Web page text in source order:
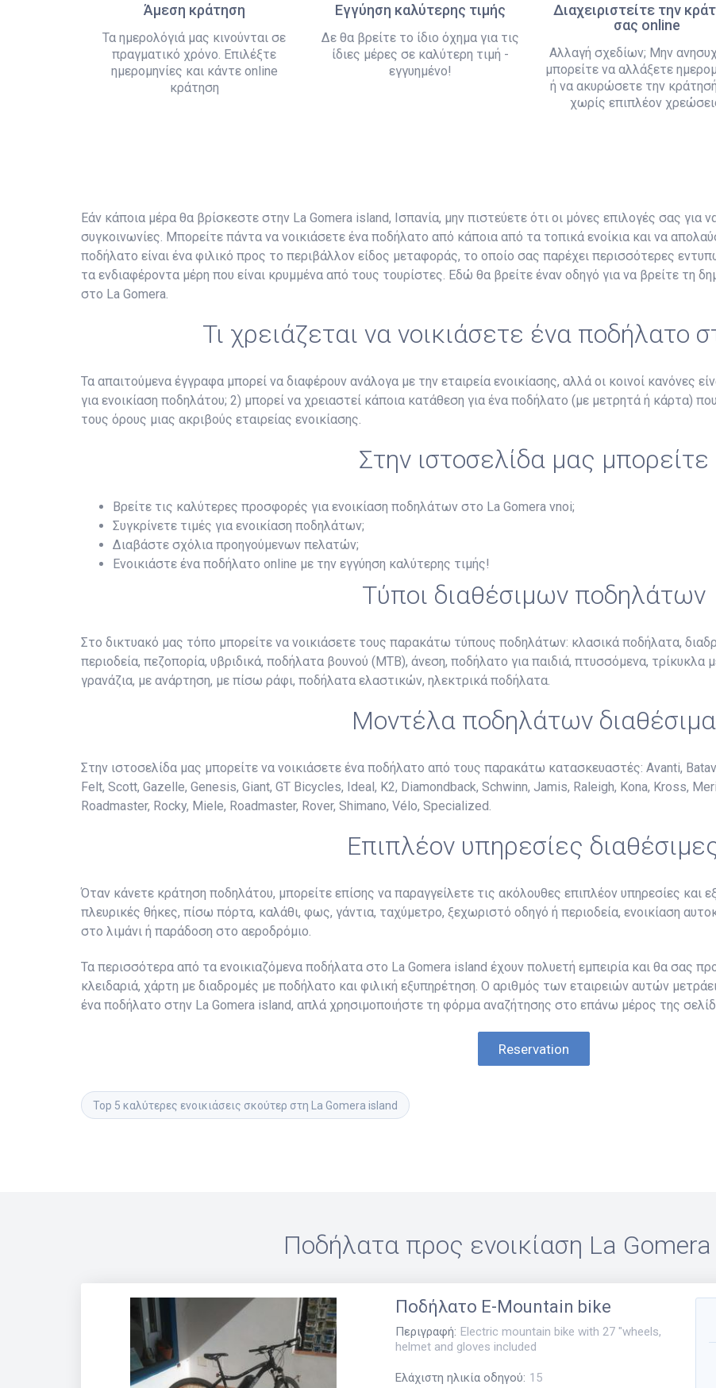
Άμεση κράτηση
Τα ημερολόγιά μας κινούνται σε
πραγματικό χρόνο. Επιλέξτε
ημερομηνίες και κάντε online
κράτηση
Εγγύηση καλύτερης τιμής
Δε θα βρείτε το ίδιο όχημα για τις
ίδιες μέρες σε καλύτερη τιμή -
εγγυημένο!
Διαχειριστείτε την
σας online
Αλλαγή σχεδίων; Μην
μπορείτε να αλλάξετε
ή να ακυρώσετε την
χωρίς επιπλέον
Εάν κάποια μέρα θα βρίσκεστε στην La Gomera island, Ισπανία, μην πιστεύετε ότι οι μόνες επιλογές σας για
συγκοινωνίες. Μπορείτε πάντα να νοικιάσετε ένα ποδήλατο από κάποια από τα τοπικά ενοίκια και να
ποδήλατο είναι ένα φιλικό προς το περιβάλλον είδος μεταφοράς, το οποίο σας παρέχει περισσότερες
τα ενδιαφέροντα μέρη που είναι κρυμμένα από τους τουρίστες. Εδώ θα βρείτε έναν οδηγό για να βρείτε τη
στο La Gomera.
Τι χρειάζεται να νοικιάσετε ένα ποδήλατο
Τα απαιτούμενα έγγραφα μπορεί να διαφέρουν ανάλογα με την εταιρεία ενοικίασης, αλλά οι κοινοί κανόνες
για ενοικίαση ποδηλάτου; 2) μπορεί να χρειαστεί κάποια κατάθεση για ένα ποδήλατο (με μετρητά ή κάρτα)
τους όρους μιας ακριβούς εταιρείας ενοικίασης.
Στην ιστοσελίδα μας μπορείτε
Βρείτε τις καλύτερες προσφορές για ενοικίαση ποδηλάτων στο La Gomera vnoi;
Συγκρίνετε τιμές για ενοικίαση ποδηλάτων;
Διαβάστε σχόλια προηγούμενων πελατών;
Ενοικιάστε ένα ποδήλατο online με την εγγύηση καλύτερης τιμής!
Τύποι διαθέσιμων ποδηλάτων
Στο δικτυακό μας τόπο μπορείτε να νοικιάσετε τους παρακάτω τύπους ποδηλάτων: κλασικά ποδήλατα,
περιοδεία, πεζοπορία, υβριδικά, ποδήλατα βουνού (MTB), άνεση, ποδήλατο για παιδιά, πτυσσόμενα, τρίκυκλα
γρανάζια, με ανάρτηση, με πίσω ράφι, ποδήλατα ελαστικών, ηλεκτρικά ποδήλατα.
Μοντέλα ποδηλάτων διαθέσιμα
Στην ιστοσελίδα μας μπορείτε να νοικιάσετε ένα ποδήλατο από τους παρακάτω κατασκευαστές: Avanti,
Felt, Scott, Gazelle, Genesis, Giant, GT Bicycles, Ideal, K2, Diamondback, Schwinn, Jamis, Raleigh, Kona, Kross,
Roadmaster, Rocky, Miele, Roadmaster, Rover, Shimano, Vélo, Specialized.
Επιπλέον υπηρεσίες
Όταν κάνετε κράτηση ποδηλάτου, μπορείτε επίσης να παραγγείλετε τις ακόλουθες επιπλέον υπηρεσίες και
πλευρικές θήκες, πίσω πόρτα, καλάθι, φως, γάντια, ταχύμετρο, ξεχωριστό οδηγό ή περιοδεία, ενοικίαση
στο λιμάνι ή παράδοση στο αεροδρόμιο.
Τα περισσότερα από τα ενοικιαζόμενα ποδήλατα στο La Gomera island έχουν πολυετή εμπειρία και θα σας
κλειδαριά, χάρτη με διαδρομές με ποδήλατο και φιλική εξυπηρέτηση. Ο αριθμός των εταιρειών αυτών
ένα ποδήλατο στην La Gomera island, απλά χρησιμοποιήστε τη φόρμα αναζήτησης στο επάνω μέρος της
Reservation
Top 5 καλύτερες ενοικιάσεις σκούτερ στη La Gomera island
Ποδήλατα προς ενοικίαση La
Ποδήλατο E-Mountain bike
Περιγραφή: Electric mountain bike with 27 "wheels,
helmet and gloves included
Ελάχιστη ηλικία οδηγού: 15